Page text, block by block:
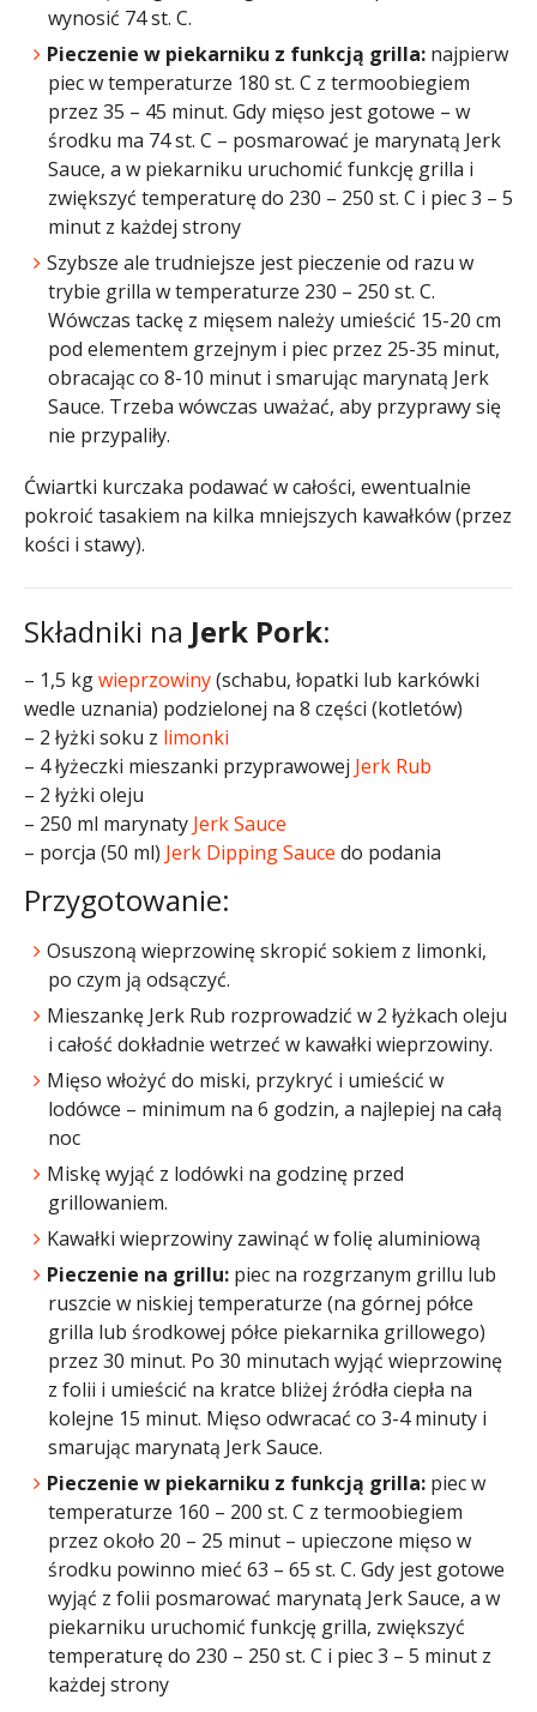
wynosić 74 st. C.
Pieczenie w piekarniku z funkcją grilla: najpierw
piec w temperaturze 180 st. C z termoobiegiem
przez 35 – 45 minut. Gdy mięso jest gotowe – w
środku ma 74 st. C – posmarować je marynatą Jerk
Sauce, a w piekarniku uruchomić funkcję grilla i
zwiększyć temperaturę do 230 – 250 st. C i piec 3 – 5
minut z każdej strony
Szybsze ale trudniejsze jest pieczenie od razu w
trybie grilla w temperaturze 230 – 250 st. C.
Wówczas tackę z mięsem należy umieścić 15-20 cm
pod elementem grzejnym i piec przez 25-35 minut,
obracając co 8-10 minut i smarując marynatą Jerk
Sauce. Trzeba wówczas uważać, aby przyprawy się
nie przypaliły.
Ćwiartki kurczaka podawać w całości, ewentualnie
pokroić tasakiem na kilka mniejszych kawałków (przez
kości i stawy).
Składniki na Jerk Pork:
– 1,5 kgwieprzowiny(schabu, łopatki lub karkówki
wedle uznania) podzielonej na 8 części (kotletów)
– 2 łyżki soku z limonki
– 4 łyżeczki mieszanki przyprawowej Jerk Rub
– 2 łyżki oleju
– 250 ml marynaty Jerk Sauce
– porcja (50 ml) Jerk Dipping Sauce do podania
Przygotowanie:
Osuszoną wieprzowinę skropić sokiem z limonki,
po czym ją odsączyć.
Mieszankę Jerk Rub rozprowadzić w 2 łyżkach oleju
i całość dokładnie wetrzeć w kawałki wieprzowiny.
Mięso włożyć do miski, przykryć i umieścić w
lodówce – minimum na 6 godzin, a najlepiej na całą
noc
Miskę wyjąć z lodówki na godzinę przed
grillowaniem.
Kawałki wieprzowiny zawinąć w folię aluminiową
Pieczenie na grillu: piec na rozgrzanym grillu lub
ruszcie w niskiej temperaturze (na górnej półce
grilla lub środkowej półce piekarnika grillowego)
przez 30 minut. Po 30 minutach wyjąć wieprzowinę
z folii i umieścić na kratce bliżej źródła ciepła na
kolejne 15 minut. Mięso odwracać co 3-4 minuty i
smarując marynatą Jerk Sauce.
Pieczenie w piekarniku z funkcją grilla: piec w
temperaturze 160 – 200 st. C z termoobiegiem
przez około 20 – 25 minut – upieczone mięso w
środku powinno mieć 63 – 65 st. C. Gdy jest gotowe
wyjąć z folii posmarować marynatą Jerk Sauce, a w
piekarniku uruchomić funkcję grilla, zwiększyć
temperaturę do 230 – 250 st. C i piec 3 – 5 minut z
każdej strony